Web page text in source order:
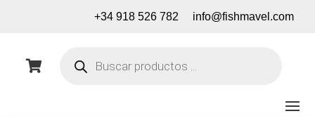
+34 918 526 782 info@fishmavel.com

productos